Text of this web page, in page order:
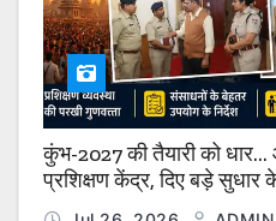
कुंभ-2027 की तैयारी को
प्रशिक्षण केंद्र, दिए बड़े सुधार